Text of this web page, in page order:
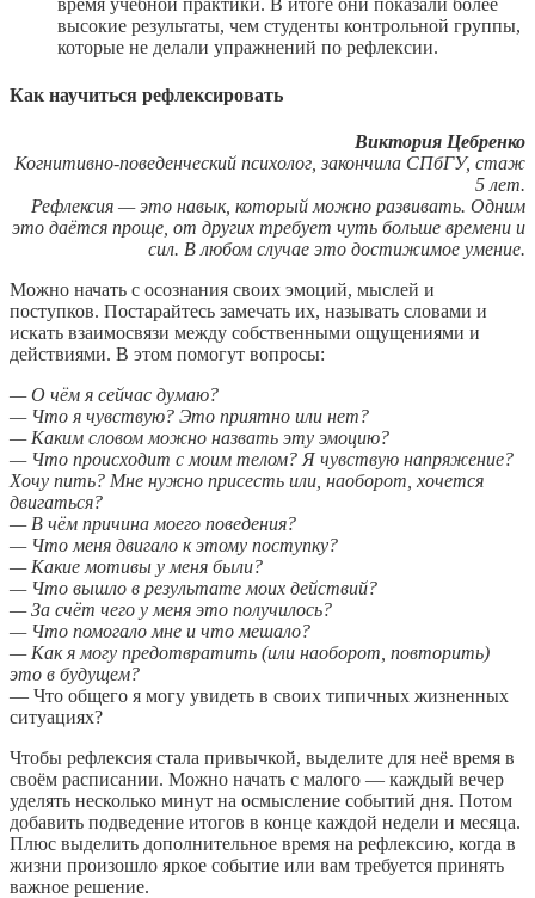
время учебной практики. В итоге они показали более
высокие результаты, чем студенты контрольной группы,
которые не делали упражнений по рефлексии.
Как научиться рефлексировать
Виктория Цебренко
Когнитивно-поведенческий психолог, закончила СПбГУ, стаж
5 лет.
Рефлексия — это навык, который можно развивать. Одним
это даётся проще, от других требует чуть больше времени и
сил. В любом случае это достижимое умение.
Можно начать с осознания своих эмоций, мыслей и
поступков. Постарайтесь замечать их, называть словами и
искать взаимосвязи между собственными ощущениями и
действиями. В этом помогут вопросы:
— О чём я сейчас думаю?
— Что я чувствую? Это приятно или нет?
— Каким словом можно назвать эту эмоцию?
— Что происходит с моим телом? Я чувствую напряжение?
Хочу пить? Мне нужно присесть или, наоборот, хочется
двигаться?
— В чём причина моего поведения?
— Что меня двигало к этому поступку?
— Какие мотивы у меня были?
— Что вышло в результате моих действий?
— За счёт чего у меня это получилось?
— Что помогало мне и что мешало?
— Как я могу предотвратить (или наоборот, повторить)
это в будущем?
— Что общего я могу увидеть в своих типичных жизненных
ситуациях?
Чтобы рефлексия стала привычкой, выделите для неё время в
своём расписании. Можно начать с малого — каждый вечер
уделять несколько минут на осмысление событий дня. Потом
добавить подведение итогов в конце каждой недели и месяца.
Плюс выделить дополнительное время на рефлексию, когда в
жизни произошло яркое событие или вам требуется принять
важное решение.